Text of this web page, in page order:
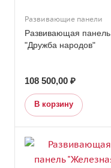
Развивающие панели
Развивающая панель
"Дружба народов"
108 500,00 ₽
В корзину